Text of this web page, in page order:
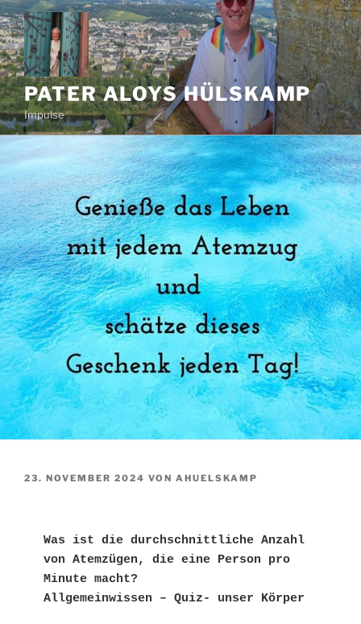
Zum
Inhalt
springen
PATER ALOYS HÜLSKAMP
Impulse
VERÖFFENTLICHT
23. NOVEMBER 2024 VON AHUELSKAMP
Was ist die durchschnittliche Anzahl
von Atemzügen, die eine Person pro
Minute macht?
Allgemeinwissen – Quiz- unser Körper